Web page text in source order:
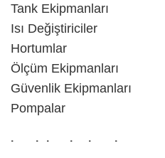
Tank Ekipmanları
Isı Değiştiriciler
Hortumlar
Ölçüm Ekipmanları
Güvenlik Ekipmanları
Pompalar